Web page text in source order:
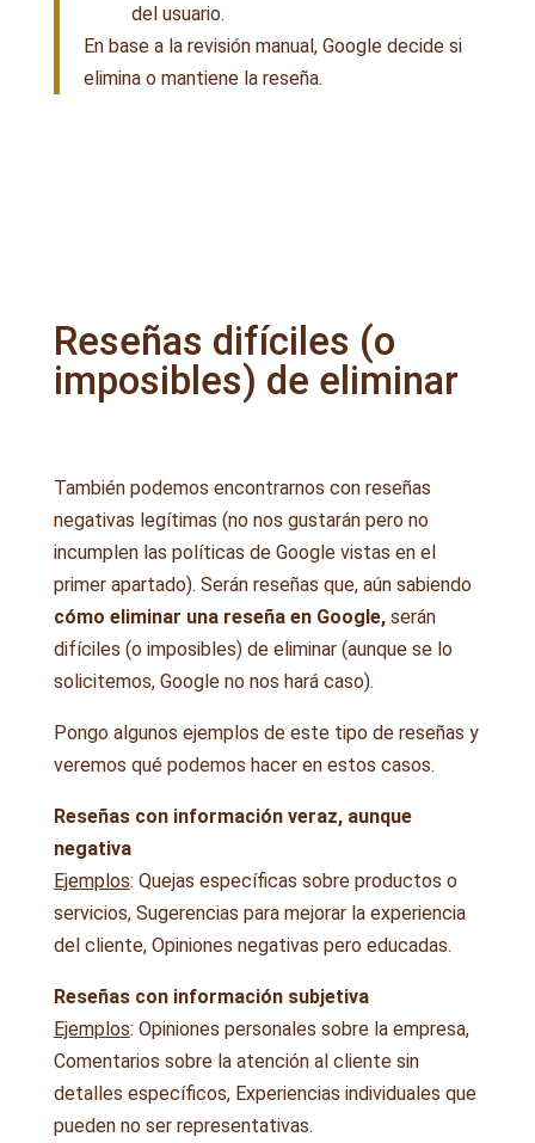
del usuario.
En base a la revisión manual, Google decide si
elimina o mantiene la reseña.
Reseñas difíciles (o
imposibles) de eliminar
También podemos encontrarnos con reseñas
negativas legítimas (no nos gustarán pero no
incumplen las políticas de Google vistas en el
primer apartado). Serán reseñas que, aún sabiendo
cómo eliminar una reseña en Google, serán
difíciles (o imposibles) de eliminar (aunque se lo
solicitemos, Google no nos hará caso).
Pongo algunos ejemplos de este tipo de reseñas y
veremos qué podemos hacer en estos casos.
Reseñas con información veraz, aunque
negativa
Ejemplos: Quejas específicas sobre productos o
servicios, Sugerencias para mejorar la experiencia
del cliente, Opiniones negativas pero educadas.
Reseñas con información subjetiva
Ejemplos: Opiniones personales sobre la empresa,
Comentarios sobre la atención al cliente sin
detalles específicos, Experiencias individuales que
pueden no ser representativas.